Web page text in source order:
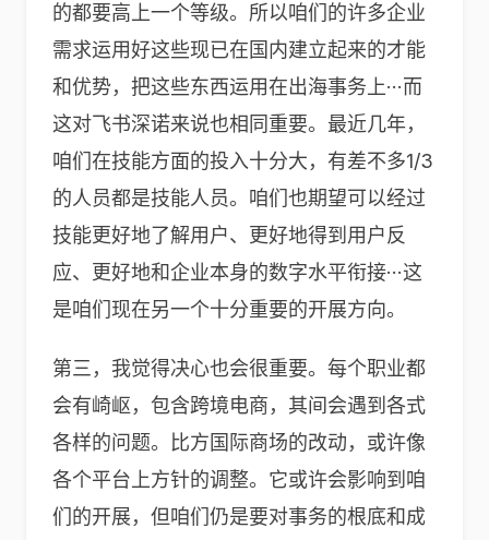
的都要高上一个等级。所以咱们的许多企业
需求运用好这些现已在国内建立起来的才能
和优势，把这些东西运用在出海事务上···而
这对飞书深诺来说也相同重要。最近几年，
咱们在技能方面的投入十分大，有差不多1/3
的人员都是技能人员。咱们也期望可以经过
技能更好地了解用户、更好地得到用户反
应、更好地和企业本身的数字水平衔接···这
是咱们现在另一个十分重要的开展方向。
第三，我觉得决心也会很重要。每个职业都
会有崎岖，包含跨境电商，其间会遇到各式
各样的问题。比方国际商场的改动，或许像
各个平台上方针的调整。它或许会影响到咱
们的开展，但咱们仍是要对事务的根底和成